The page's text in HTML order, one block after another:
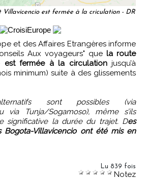
est fermée à la criculation - DR
Aux voyageurs" que la route
est fermée à la circulationjusqu’à
minimum) suite à des glissements
sont possibles (via
via Tunja/Sogamoso), même s’ils
significative la durée du trajet. Des
Bogota-Villavicencio ont été mis en
Lu 839 fois
Notez